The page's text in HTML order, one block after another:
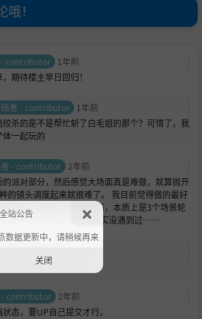
试玩版
！
- contributor
1年前
期待楼主早日回归！
者 - contributor
1年前
杀的是不是帮忙斩了白毛姐的那个？可惜了，我
一起玩的
者 - contributor 2年前
派对部分，然后感觉大场面真是难做，就算抛开
的镜头调度起来就很难了。 我目前觉得做的最好
场面，但那个也是取了巧，本质上是3个场景轮
房间里的大型party场面确实没遇到过……
期待楼主早日回归！
- contributor 2年前
态，要UP自己提交才行。
全站公告
数据更新中，请稍候再来
关闭